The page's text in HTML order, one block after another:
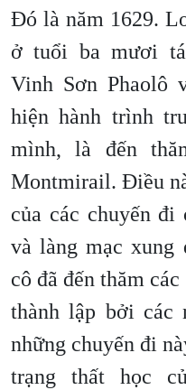
Đó là năm 1629.
ở tuổi ba mươi
Vinh Sơn Phaolô
hiện hành trình
mình, là đến
Montmirail. Điều
của các chuyến đi
và làng mạc xung
cô đã đến thăm
thành lập bởi các
những chuyến đi
trạng thất học